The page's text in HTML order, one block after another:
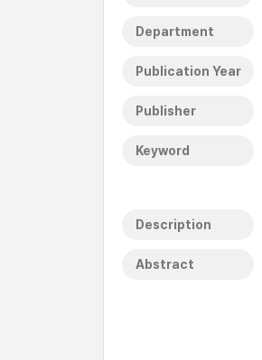
Department
Publication Year
Publisher
Keyword
Description
Abstract